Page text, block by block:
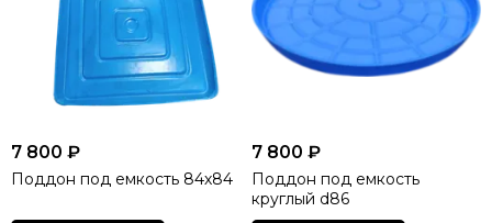
7 800 ₽
Поддон под емкость 84х84
7 800 ₽
Поддон под емкость
круглый d86